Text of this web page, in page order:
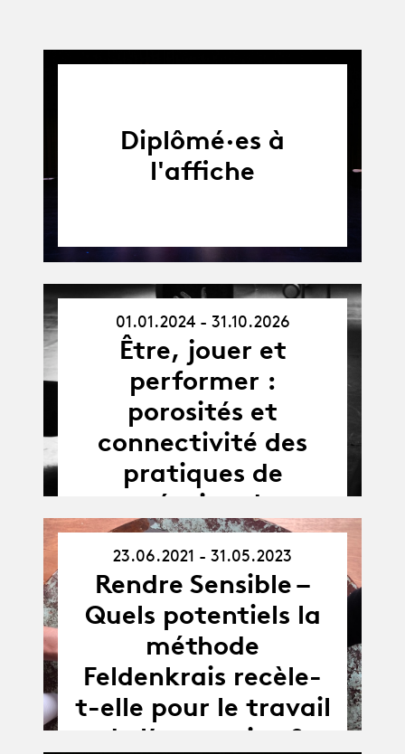
Diplômé·es à
l'affiche
01.01.24
31.10.26
01.01.2024 - 31.10.2026
Être, jouer et
performer :
porosités et
connectivité des
pratiques de
création de
l’acteur·ice et du
performeur·e sur la
scène
contemporaine
occidentale
23.06.21
-
31.05.23
23.06.2021 - 31.05.2023
Rendre Sensible –
Quels potentiels la
méthode
Feldenkrais recèle-
t-elle pour le travail
de l’acteur.ice ?